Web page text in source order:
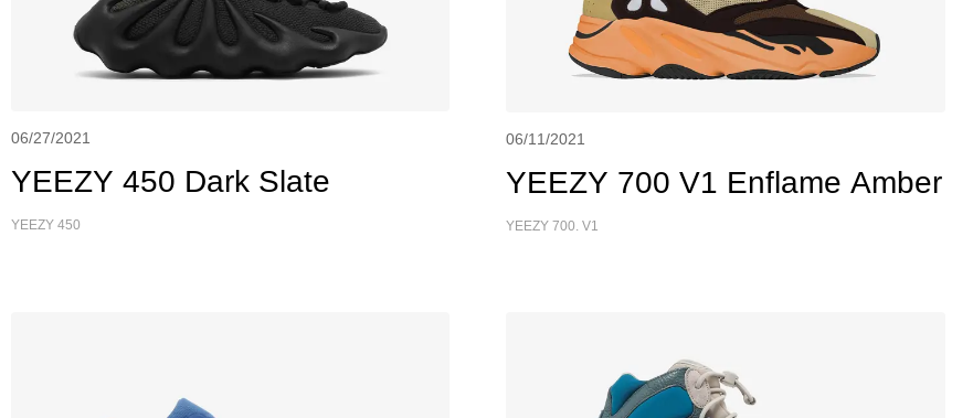
06/27/2021
YEEZY 450 Dark Slate
YEEZY 450
06/11/2021
YEEZY 700 V1 Enflame Amber
YEEZY 700. V1